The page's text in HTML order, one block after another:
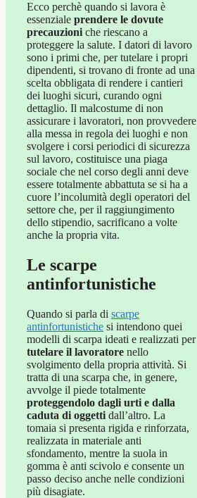
Ecco perchè quando si lavora è
essenziale prendere le dovute
precauzioni che riescano a
proteggere la salute. I datori di lavoro
sono i primi che, per tutelare i propri
dipendenti, si trovano di fronte ad una
scelta obbligata di rendere i cantieri
dei luoghi sicuri, curando ogni
dettaglio. Il malcostume di non
assicurare i lavoratori, non provvedere
alla messa in regola dei luoghi e non
svolgere i corsi periodici di sicurezza
sul lavoro, costituisce una piaga
sociale che nel corso degli anni deve
essere totalmente abbattuta se si ha a
cuore l’incolumità degli operatori del
settore che, per il raggiungimento
dello stipendio, sacrificano a volte
anche la propria vita.
Le scarpe
antinfortunistiche
Quando si parla di scarpe
antinfortunistiche si intendono quei
modelli di scarpa ideati e realizzati per
tutelare il lavoratore nello
svolgimento della propria attività. Si
tratta di una scarpa che, in genere,
avvolge il piede totalmente
proteggendolo dagli urti e dalla
caduta di oggetti dall’altro. La
tomaia si presenta rigida e rinforzata,
realizzata in materiale anti
sfondamento, mentre la suola in
gomma è anti scivolo e consente un
passo deciso anche nelle condizioni
più disagiate.